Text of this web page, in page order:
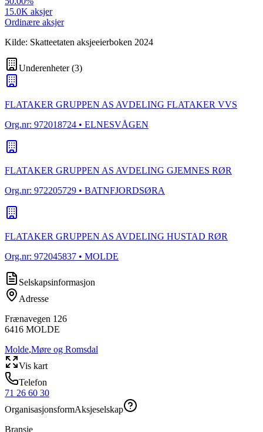
15.0K aksjer
Ordinære aksjer
Kilde: Skatteetaten aksjeeierboken 2024
Underenheter(3)
FLATAKER GRUPPEN AS AVDELING FLATAKER VVS
Org.nr: 972018724 • ELNESVÅGEN
FLATAKER GRUPPEN AS AVDELING GJEMNES RØR
Org.nr: 972205729 • BATNFJORDSØRA
FLATAKER GRUPPEN AS AVDELING HUSTAD RØR
Org.nr: 972045837 • MOLDE
Selskapsinformasjon
Adresse
Frænavegen 126
6416 MOLDE
Molde,Møre og Romsdal
Vis kart
Telefon
71 26 60 30
OrganisasjonsformAksjeselskap
Bransje